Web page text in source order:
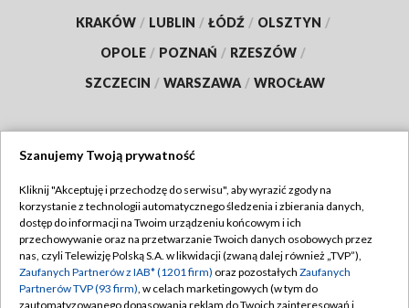
KRAKÓW / LUBLIN / ŁÓDŹ / OLSZTYN /
OPOLE / POZNAŃ / RZESZÓW /
SZCZECIN / WARSZAWA / WROCŁAW
TVP
Abonament TVP
Emisja w TVP
Centrum informacji TVP
Regulamin TVP
Polityka prywatności
Moje zgody
Szanujemy Twoją prywatność
Kliknij "Akceptuję i przechodzę do serwisu", aby wyrazić zgody na
korzystanie z technologii automatycznego śledzenia i zbierania danych,
dostęp do informacji na Twoim urządzeniu końcowym i ich
przechowywanie oraz na przetwarzanie Twoich danych osobowych przez
nas, czyli Telewizję Polską S.A. w likwidacji (zwaną dalej również „TVP”),
Zaufanych Partnerów z IAB* (1201 firm) oraz pozostałych Zaufanych
Partnerów TVP (93 firm), w celach marketingowych (w tym do
zautomatyzowanego dopasowania reklam do Twoich zainteresowań i